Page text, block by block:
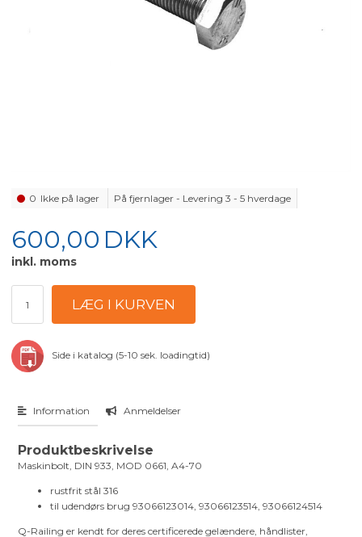
0 Ikke på lager På fjernlager - Levering 3 - 5 hverdage
600,00 DKK
inkl. moms
Side i katalog (5-10 sek. loadingtid)
Information Anmeldelser
Produktbeskrivelse
Maskinbolt, DIN 933, MOD 0661, A4-70
rustfrit stål 316
til udendørs brug 93066123014, 93066123514, 93066124514
Q-Railing er kendt for deres certificerede gelændere, håndlister,